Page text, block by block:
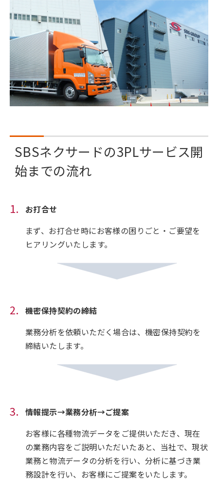
SBSネクサードの3PLサービス開
始までの流れ
お打合せ
まず、お打合せ時にお客様の困りごと・ご要望を
ヒアリングいたします。
機密保持契約の締結
業務分析を依頼いただく場合は、機密保持契約を
締結いたします。
情報提示→業務分析→ご提案
お客様に各種物流データをご提供いただき、現在
の業務内容をご説明いただいたあと、当社で、現状
業務と物流データの分析を行い、分析に基づき業
務設計を行い、お客様にご提案をいたします。